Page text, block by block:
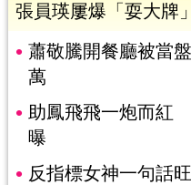
張員瑛屢爆「耍大
蕭敬騰開餐廳被當
萬
助鳳飛飛一炮而紅
曝
反指標女神一句話